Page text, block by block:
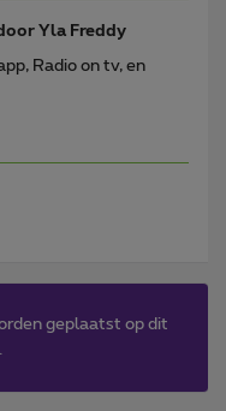
Yla Freddy
Radio on tv, en
geplaatst op dit